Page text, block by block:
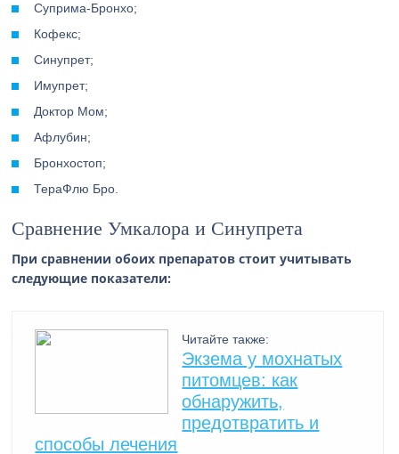
Суприма-Бронхо;
Кофекс;
Синупрет;
Имупрет;
Доктор Мом;
Афлубин;
Бронхостоп;
ТераФлю Бро.
Сравнение Умкалора и Синупрета
При сравнении обоих препаратов стоит учитывать
следующие показатели:
Читайте также:
Экзема у мохнатых
питомцев: как
обнаружить,
предотвратить и
способы лечения